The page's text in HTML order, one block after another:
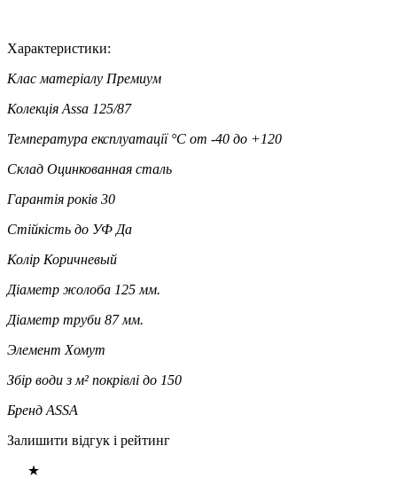
Характеристики:
Клас матеріалу Премиум
Колекція Assa 125/87
Температура експлуатації °C от -40 до +120
Склад Оцинкованная сталь
Гарантія років 30
Стійкість до УФ Да
Колір Коричневый
Діаметр жолоба 125 мм.
Діаметр труби 87 мм.
Элемент Хомут
Збір води з м² покрівлі до 150
Бренд ASSA
Залишити відгук і рейтинг